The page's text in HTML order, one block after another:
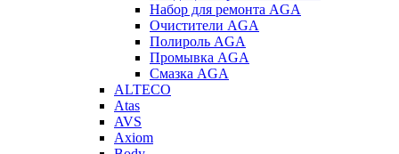
Набор для ремонта AGA
Очистители AGA
Полироль AGA
Промывка AGA
Смазка AGA
ALTECO
Atas
AVS
Axiom